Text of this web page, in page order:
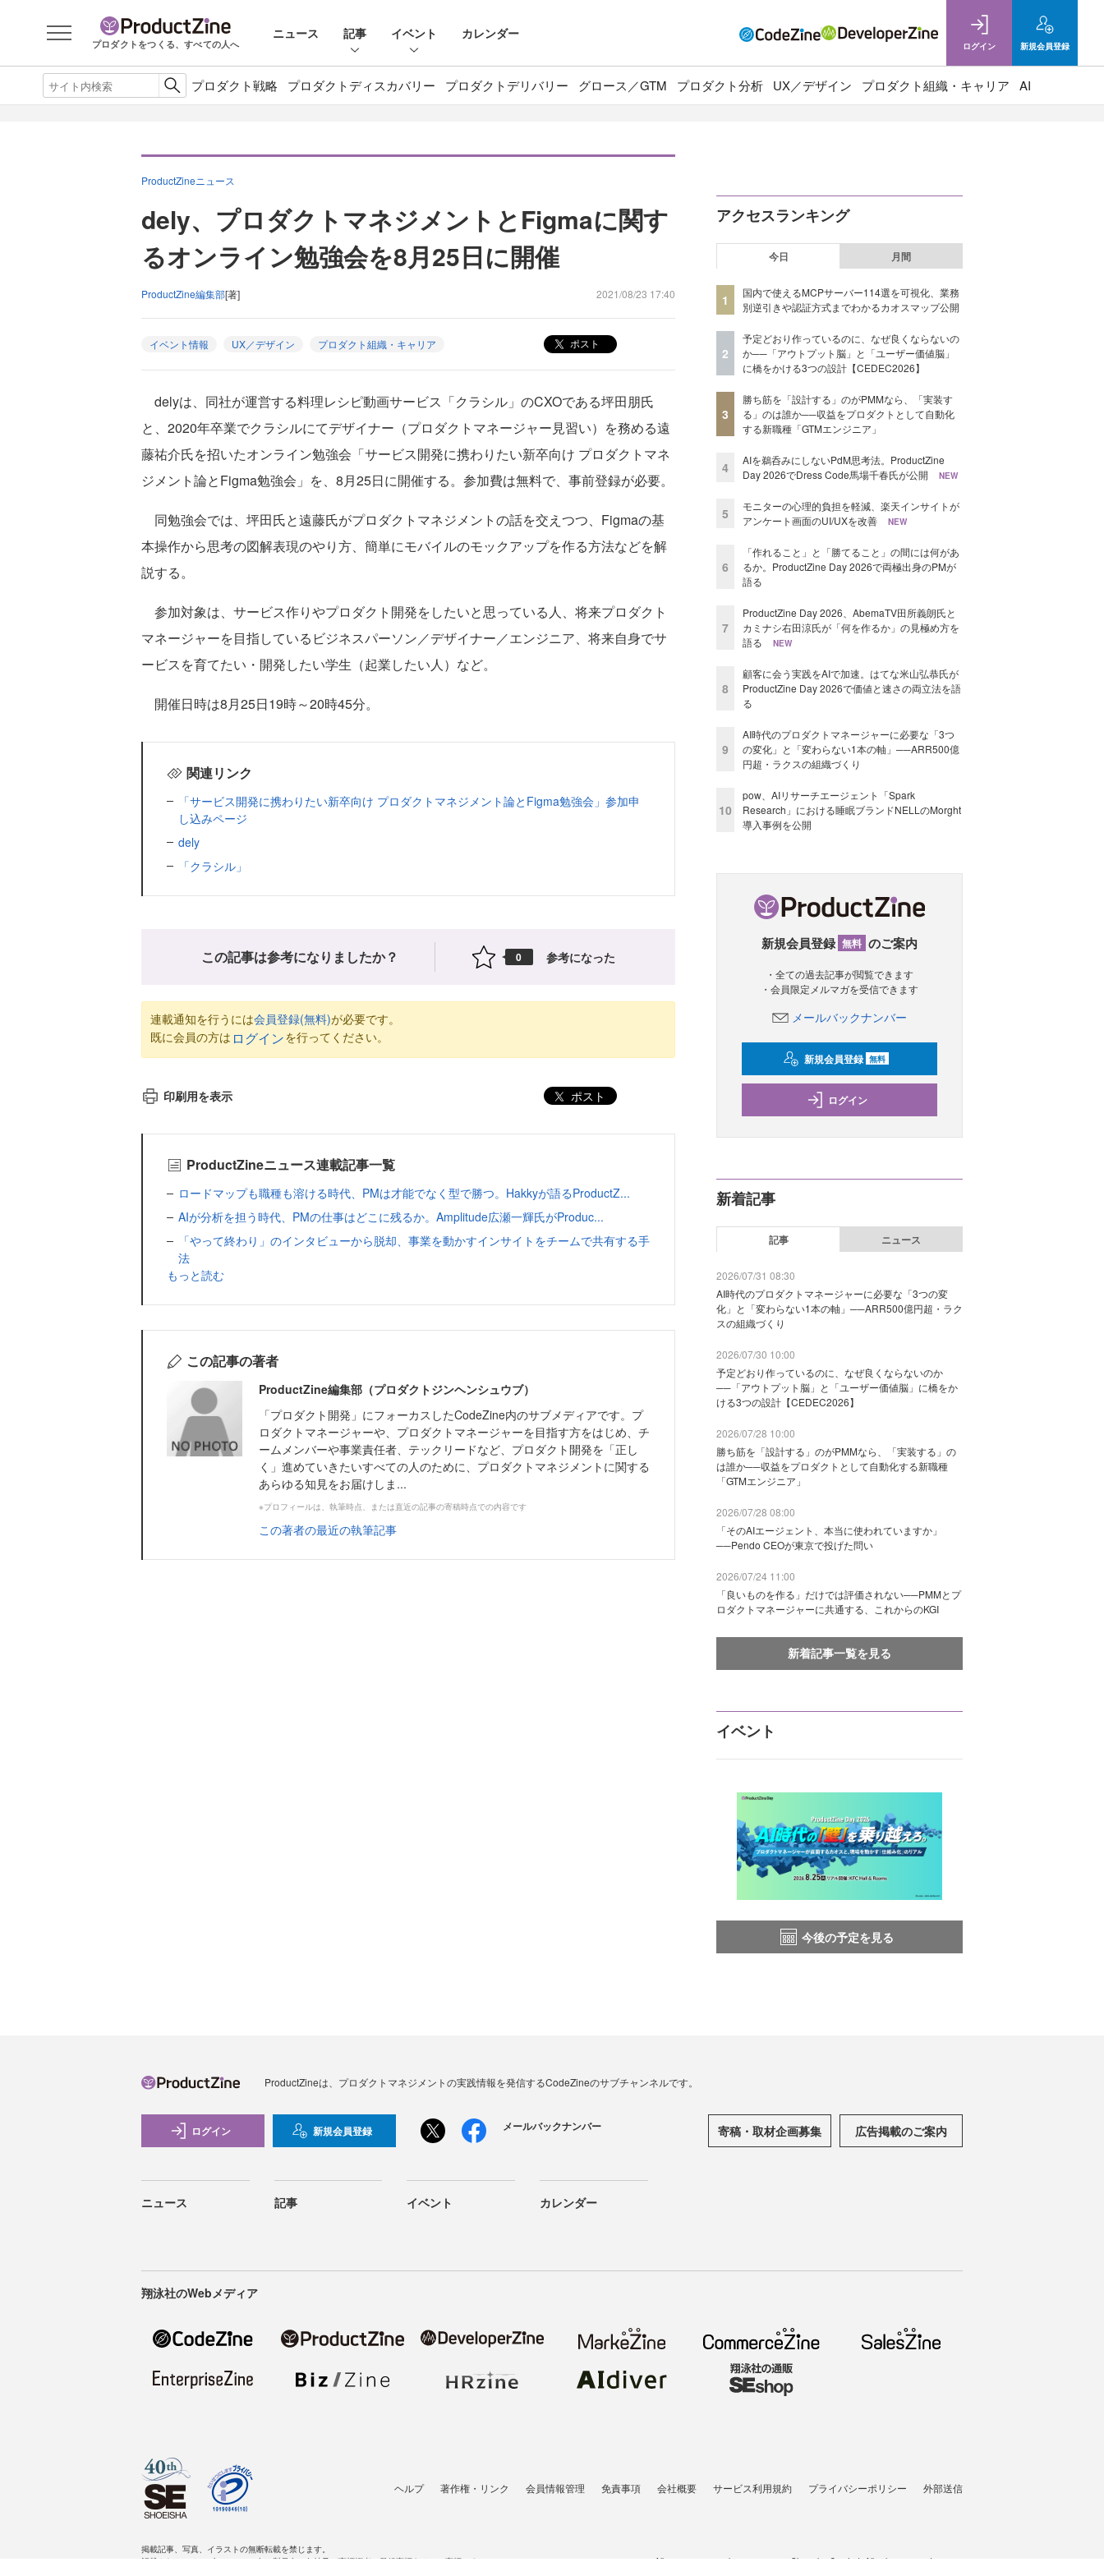
プロダクトをつくる、すべての人へ
ニュース 記事 イベント カレンダー
ログイン 新規会員登録
プロダクト戦略 プロダクトディスカバリー プロダクトデリバリー グロース／GTM プロダクト分析 UX／デザイン プロダクト組織・キャリア AI
ProductZineニュース
dely、プロダクトマネジメントとFigmaに関す
るオンライン勉強会を8月25日に開催
ProductZine編集部[著] 2021/08/23 17:40
イベント情報 UX／デザイン プロダクト組織・キャリア ポスト
delyは、同社が運営する料理レシピ動画サービス「クラシル」のCXOである坪田朋氏
と、2020年卒業でクラシルにてデザイナー（プロダクトマネージャー見習い）を務める遠
藤祐介氏を招いたオンライン勉強会「サービス開発に携わりたい新卒向け プロダクトマネ
ジメント論とFigma勉強会」を、8月25日に開催する。参加費は無料で、事前登録が必要。
同勉強会では、坪田氏と遠藤氏がプロダクトマネジメントの話を交えつつ、Figmaの基
本操作から思考の図解表現のやり方、簡単にモバイルのモックアップを作る方法などを解
説する。
参加対象は、サービス作りやプロダクト開発をしたいと思っている人、将来プロダクト
マネージャーを目指しているビジネスパーソン／デザイナー／エンジニア、将来自身でサ
ービスを育てたい・開発したい学生（起業したい人）など。
開催日時は8月25日19時～20時45分。
関連リンク
「サービス開発に携わりたい新卒向け プロダクトマネジメント論とFigma勉強会」参加申
し込みページ
dely
「クラシル」
この記事は参考になりましたか？ 0 参考になった
連載通知を行うには会員登録(無料)が必要です。
既に会員の方は ログインを行ってください。
印刷用を表示 ポスト
ProductZineニュース連載記事一覧
ロードマップも職種も溶ける時代、PMは才能でなく型で勝つ。Hakkyが語るProductZ...
AIが分析を担う時代、PMの仕事はどこに残るか。Amplitude広瀬一輝氏がProduc...
「やって終わり」のインタビューから脱却、事業を動かすインサイトをチームで共有する手
法
もっと読む
この記事の著者
ProductZine編集部（プロダクトジンヘンシュウブ）
「プロダクト開発」にフォーカスしたCodeZine内のサブメディアです。プ
ロダクトマネージャーや、プロダクトマネージャーを目指す方をはじめ、チ
ームメンバーや事業責任者、テックリードなど、プロダクト開発を「正し
く」進めていきたいすべての人のために、プロダクトマネジメントに関する
あらゆる知見をお届けしま...
※プロフィールは、執筆時点、または直近の記事の寄稿時点での内容です
この著者の最近の執筆記事
アクセスランキング
今日 月間
1
国内で使えるMCPサーバー114選を可視化、業務
別逆引きや認証方式までわかるカオスマップ公開
2
予定どおり作っているのに、なぜ良くならないの
か──「アウトプット脳」と「ユーザー価値脳」
に橋をかける3つの設計【CEDEC2026】
3
勝ち筋を「設計する」のがPMMなら、「実装す
る」のは誰か──収益をプロダクトとして自動化
する新職種「GTMエンジニア」
4
AIを鵜呑みにしないPdM思考法。ProductZine
Day 2026でDress Code馬場千春氏が公開
NEW
5
モニターの心理的負担を軽減、楽天インサイトが
アンケート画面のUI/UXを改善
NEW
6
「作れること」と「勝てること」の間には何があ
るか。ProductZine Day 2026で両極出身のPMが
語る
7
ProductZine Day 2026、AbemaTV田所義朗氏と
カミナシ右田涼氏が「何を作るか」の見極め方を
語る
NEW
8
顧客に会う実践をAIで加速。はてな米山弘恭氏が
ProductZine Day 2026で価値と速さの両立法を語
る
9
AI時代のプロダクトマネージャーに必要な「3つ
の変化」と「変わらない1本の軸」──ARR500億
円超・ラクスの組織づくり
10
pow、AIリサーチエージェント「Spark
Research」における睡眠ブランドNELLのMorght
導入事例を公開
新規会員登録 無料 のご案内
・全ての過去記事が閲覧できます
・会員限定メルマガを受信できます
メールバックナンバー
新規会員登録 無料
ログイン
新着記事
記事 ニュース
2026/07/31 08:30
AI時代のプロダクトマネージャーに必要な「3つの変
化」と「変わらない1本の軸」──ARR500億円超・ラク
スの組織づくり
2026/07/30 10:00
予定どおり作っているのに、なぜ良くならないのか
──「アウトプット脳」と「ユーザー価値脳」に橋をか
ける3つの設計【CEDEC2026】
2026/07/28 10:00
勝ち筋を「設計する」のがPMMなら、「実装する」の
は誰か──収益をプロダクトとして自動化する新職種
「GTMエンジニア」
2026/07/28 08:00
「そのAIエージェント、本当に使われていますか」
──Pendo CEOが東京で投げた問い
2026/07/24 11:00
「良いものを作る」だけでは評価されない──PMMとプ
ロダクトマネージャーに共通する、これからのKGI
新着記事一覧を見る
イベント
今後の予定を見る
ProductZineは、プロダクトマネジメントの実践情報を発信するCodeZineのサブチャンネルです。
ログイン 新規会員登録 メールバックナンバー 寄稿・取材企画募集 広告掲載のご案内
ニュース 記事 イベント カレンダー
翔泳社のWebメディア
ヘルプ 著作権・リンク 会員情報管理 免責事項 会社概要 サービス利用規約 プライバシーポリシー 外部送信
掲載記事、写真、イラストの無断転載を禁じます。
記載されているロゴ、システム名、製品名は各社及び商標権者の登録商標あるいは商標です。
All contents copyright © 2005-2026 Shoeisha Co., Ltd. All rights reserved. ver.1.5